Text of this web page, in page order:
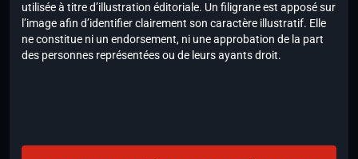
utilisée à titre d’illustration éditoriale. Un filigrane est apposé sur
l’image afin d’identifier clairement son caractère illustratif. Elle
ne constitue ni un endorsement, ni une approbation de la part
des personnes représentées ou de leurs ayants droit.